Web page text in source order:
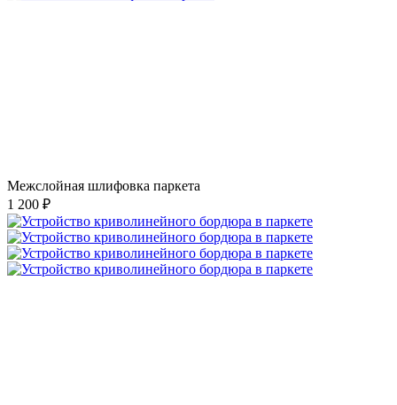
Межслойная шлифовка паркета
1 200 ₽